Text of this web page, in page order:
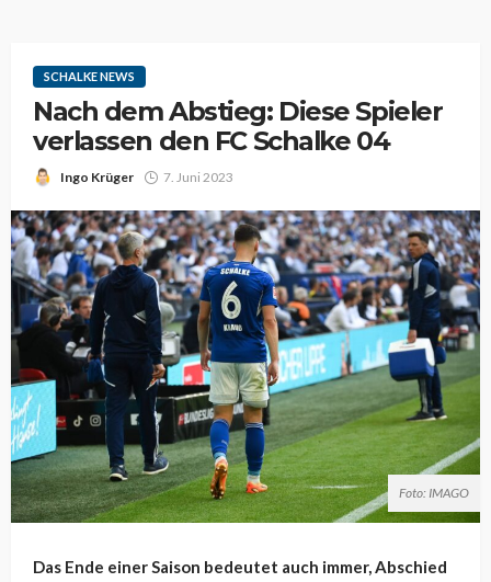
SCHALKE NEWS
Nach dem Abstieg: Diese Spieler
verlassen den FC Schalke 04
Ingo Krüger 7. Juni 2023
Foto: IMAGO
Das Ende einer Saison bedeutet auch immer, Abschied